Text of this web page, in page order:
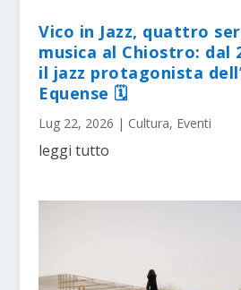
Vico in Jazz, quattro
musica al Chiostro: dal
il jazz protagonista
Equense 🗓
Lug 22, 2026 | Cultura, Eventi
leggi tutto